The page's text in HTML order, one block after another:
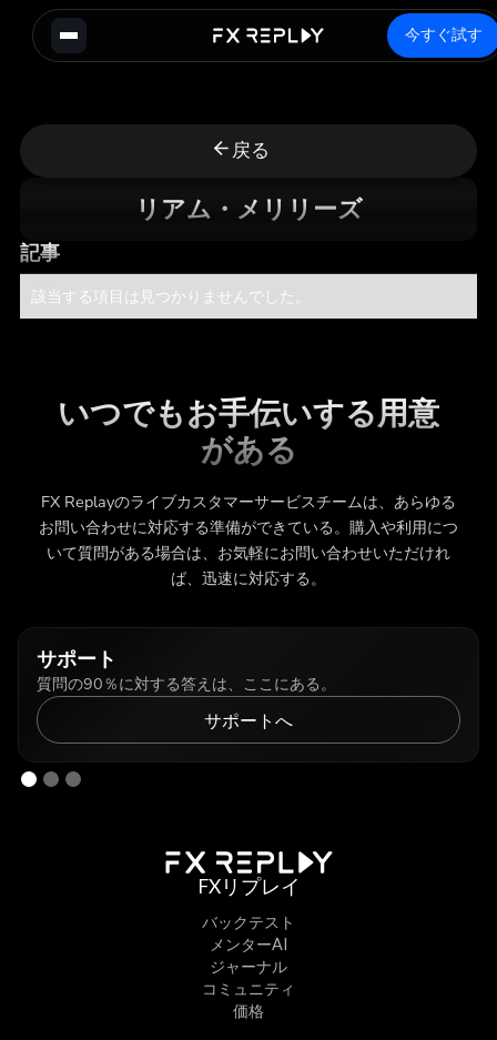
今すぐ試す
戻る
リアム・メリリーズ
記事
該当する項目は見つかりませんでした。
いつでもお手伝いする用意
がある
FX Replayのライブカスタマーサービスチームは、あらゆる
お問い合わせに対応する準備ができている。購入や利用につ
いて質問がある場合は、お気軽にお問い合わせいただけれ
ば、迅速に対応する。
サポート
質問の90％に対する答えは、ここにある。
サポートへ
FXリプレイ
バックテスト
メンターAI
ジャーナル
コミュニティ
価格